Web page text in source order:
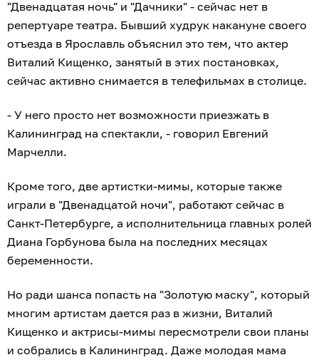
"Двенадцатая ночь" и "Дачники" - сейчас нет в
репертуаре театра. Бывший худрук накануне своего
отъезда в Ярославль объяснил это тем, что актер
Виталий Кищенко, занятый в этих постановках,
сейчас активно снимается в телефильмах в столице.
- У него просто нет возможности приезжать в
Калининград на спектакли, - говорил Евгений
Марчелли.
Кроме того, две артистки-мимы, которые также
играли в "Двенадцатой ночи", работают сейчас в
Санкт-Петербурге, а исполнительница главных ролей
Диана Горбунова была на последних месяцах
беременности.
Но ради шанса попасть на "Золотую маску", который
многим артистам дается раз в жизни, Виталий
Кищенко и актрисы-мимы пересмотрели свои планы
и собрались в Калининград. Даже молодая мама